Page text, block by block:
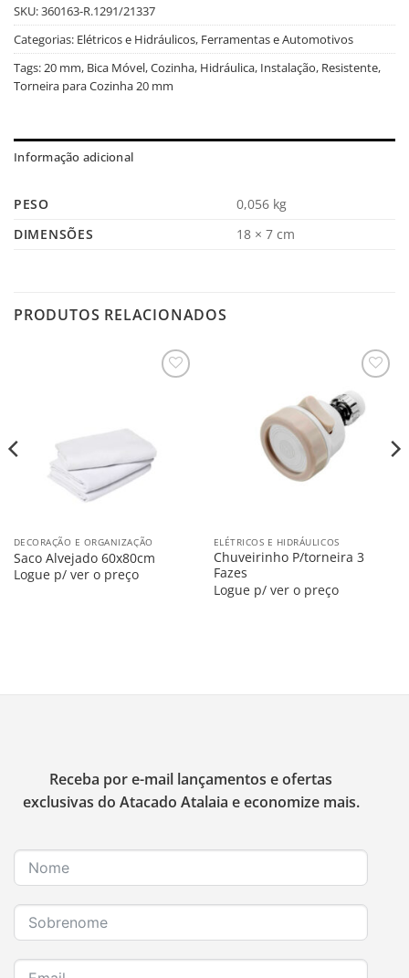
SKU:360163-R.1291/21337
Categorias: Elétricos e Hidráulicos, Ferramentas e Automotivos
Tags:20 mm, Bica Móvel,Cozinha, Hidráulica, Instalação, Resistente,
Torneira para Cozinha 20 mm
Informação adicional
PESO
0,056 kg
DIMENSÕES
18 × 7 cm
PRODUTOS RELACIONADOS
DECORAÇÃO E ORGANIZAÇÃO
Saco Alvejado 60x80cm
Logue p/ ver o preço
na
Lista
ELÉTRICOS E HIDRÁULICOS
Chuveirinho P/torneira 3
Fazes
Logue p/ ver o preço
Receba por e-mail lançamentos e ofertas
exclusivas do Atacado Atalaia e economize mais.